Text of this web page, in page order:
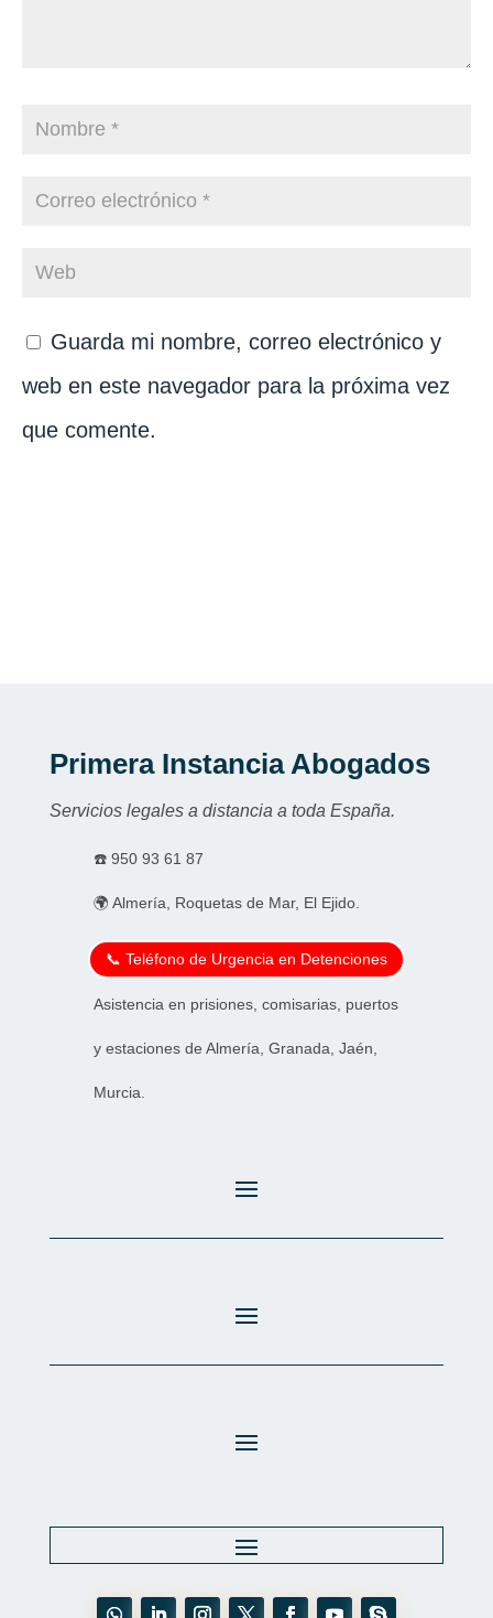
Guarda mi nombre, correo electrónico y
web en este navegador para la próxima vez
que comente.
Primera Instancia Abogados
Servicios legales a distancia a toda España.
☎️ 950 93 61 87
🌍 Almería, Roquetas de Mar, El Ejido.
📞 Teléfono de Urgencia en Detenciones
Asistencia en prisiones, comisarias, puertos
y estaciones de Almería, Granada, Jaén,
Murcia.